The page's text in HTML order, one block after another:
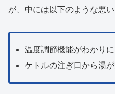
が、中には以下のような悪
温度調節機能がわかり
ケトルの注ぎ口から湯